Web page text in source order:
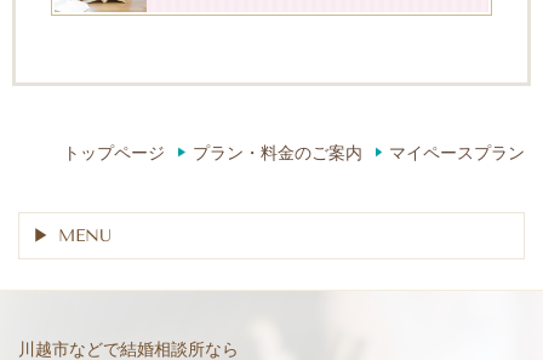
トップページ プラン・料金のご案内 マイペースプラン
MENU
川越市などで結婚相談所なら